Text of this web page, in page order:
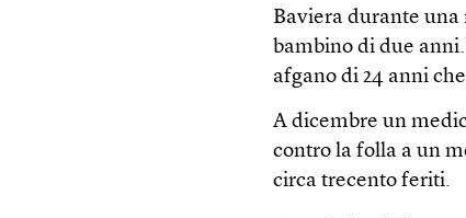
Baviera durante
bambino di due
afgano di 24 anni
A dicembre un
contro la folla a un
circa trecento feriti.